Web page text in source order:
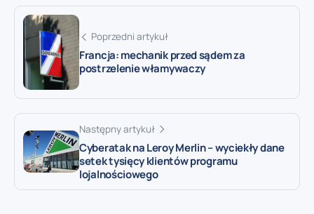
Poprzedni artykuł
Francja: mechanik przed sądem za
postrzelenie włamywaczy
Następny artykuł
Cyberatak na Leroy Merlin – wyciekły dane
setek tysięcy klientów programu
lojalnościowego